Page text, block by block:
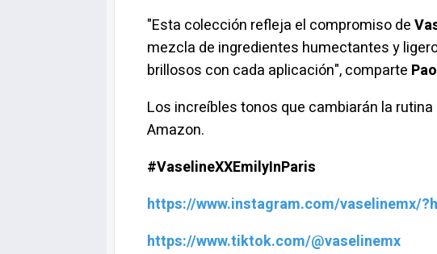
"Esta colección refleja el compromiso de
mezcla de ingredientes humectantes y
brillosos con cada aplicación", comparte
Los increíbles tonos que cambiarán la
Amazon.
#VaselineXXEmilyInParis
https://www.instagram.com/vaselinemx/
https://www.tiktok.com/@vaselinemx